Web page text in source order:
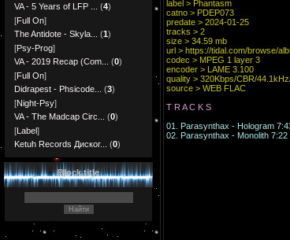
VA - 5 Years of LFP ...
(4)
[Full On]
The Antidote - Skyla...
(1)
[Psy-Prog]
VA - 2019 Recap (Com...
(0)
[Full On]
Didrapest - Phsicode...
(3)
[Night-Psy]
VA - The Madcap Circ...
(0)
[Label]
Ketuh Records Диског...
(0)
Block title
label > Phantasm
catno > PDEP073
predate > 2024-01-25
tracks > 2
size > 34.59 mb
url > https://tidal.com/browse/
codec > MPEG 1 layer 3
encoder > LAME 3.100
quality > 320Kbps/CBR/
source > WEB FLAC
T R A C K S
01. Parasynthax - Hologram
02. Parasynthax - Monolith 7:22